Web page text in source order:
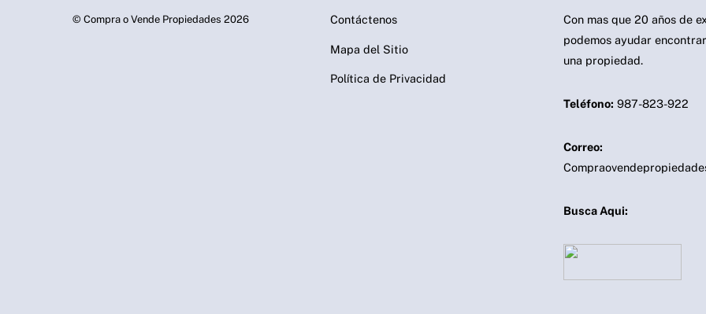
© Compra o Vende Propiedades 2026 Contáctenos
Mapa del Sitio
Política de Privacidad
Con mas que 20 años de
podemos ayudar
una propiedad.
Teléfono: 987-823-922
Correo:
Busca Aqui: